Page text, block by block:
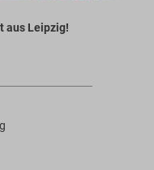
aus Leipzig!